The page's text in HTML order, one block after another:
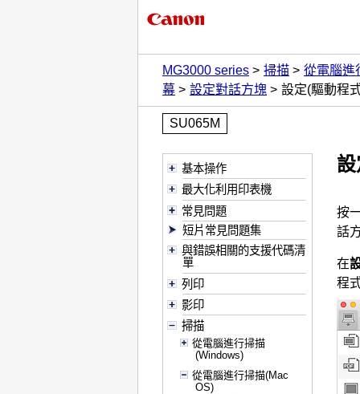
MG3000 series 掃描
從電腦進
幕
設定對話方塊 設定(驅動程
SU065M
基本操作
最大化利用印表機
常見問題
短片常見問題集
與錯誤相關的支援代碼清
單
列印
影印
掃描
從電腦進行掃描
(Windows)
從電腦進行掃描(Mac
OS)
按
話
在
程